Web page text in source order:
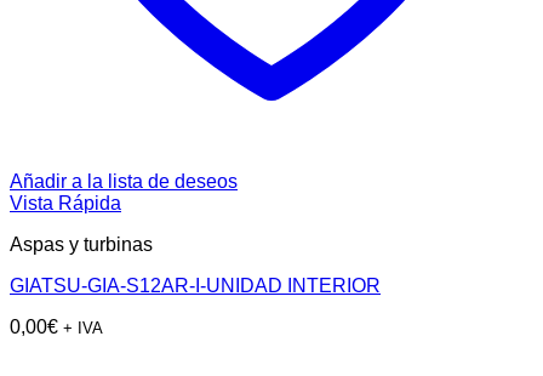
Añadir a la lista de deseos
Vista Rápida
Aspas y turbinas
GIATSU-GIA-S12AR-I-UNIDAD INTERIOR
0,00€ + IVA